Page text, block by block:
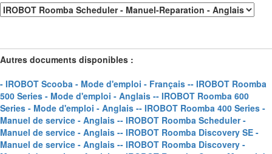
Autres documents disponibles :
- IROBOT Scooba - Mode d'emploi - Français -- IROBOT Roomba
500 Series - Mode d'emploi - Anglais -- IROBOT Roomba 600
Series - Mode d'emploi - Anglais -- IROBOT Roomba 400 Series -
Manuel de service - Anglais -- IROBOT Roomba Scheduler -
Manuel de service - Anglais -- IROBOT Roomba Discovery SE -
Manuel de service - Anglais -- IROBOT Roomba Discovery -